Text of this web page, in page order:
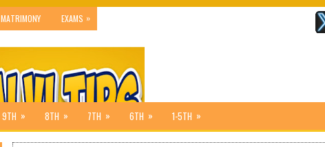
MATRIMONY EXAMS »
9TH » 8TH » 7TH » 6TH » 1-5TH »